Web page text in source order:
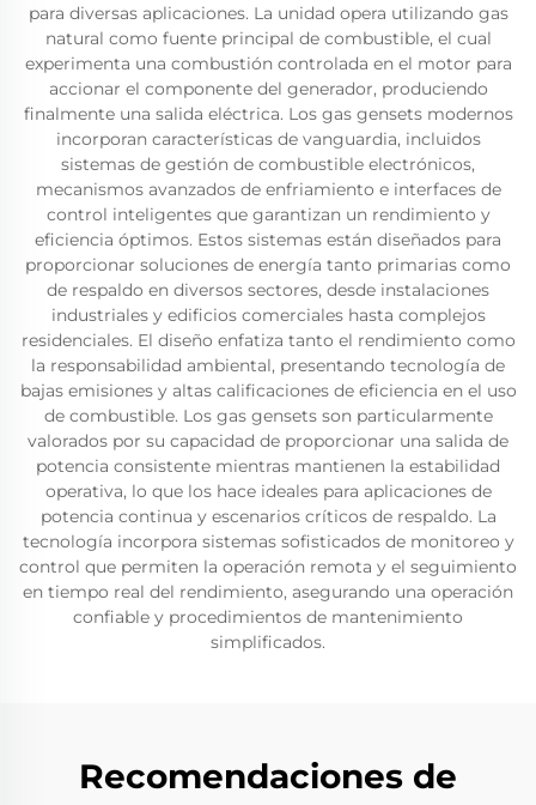
para diversas aplicaciones. La unidad opera utilizando gas
natural como fuente principal de combustible, el cual
experimenta una combustión controlada en el motor para
accionar el componente del generador, produciendo
finalmente una salida eléctrica. Los gas gensets modernos
incorporan características de vanguardia, incluidos
sistemas de gestión de combustible electrónicos,
mecanismos avanzados de enfriamiento e interfaces de
control inteligentes que garantizan un rendimiento y
eficiencia óptimos. Estos sistemas están diseñados para
proporcionar soluciones de energía tanto primarias como
de respaldo en diversos sectores, desde instalaciones
industriales y edificios comerciales hasta complejos
residenciales. El diseño enfatiza tanto el rendimiento como
la responsabilidad ambiental, presentando tecnología de
bajas emisiones y altas calificaciones de eficiencia en el uso
de combustible. Los gas gensets son particularmente
valorados por su capacidad de proporcionar una salida de
potencia consistente mientras mantienen la estabilidad
operativa, lo que los hace ideales para aplicaciones de
potencia continua y escenarios críticos de respaldo. La
tecnología incorpora sistemas sofisticados de monitoreo y
control que permiten la operación remota y el seguimiento
en tiempo real del rendimiento, asegurando una operación
confiable y procedimientos de mantenimiento
simplificados.
Recomendaciones de